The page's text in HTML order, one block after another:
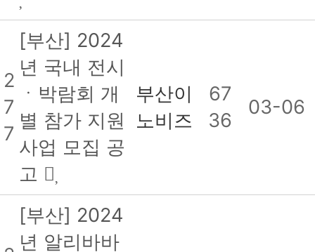
2
7
7
[부산] 2024
년 국내 전시
ㆍ박람회 개
별 참가 지원
사업 모집 공
고
부산이
노비즈
67
36
03-06
[부산] 2024
년 알리바바